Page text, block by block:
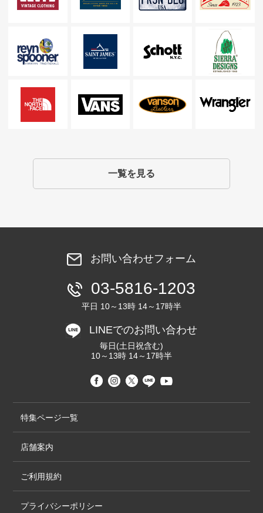
一覧を見る
お問い合わせフォーム
03-5816-1203
平日 10～13時 14～17時半
LINEでのお問い合わせ
毎日(土日祝含む)
10～13時 14～17時半
特集ページ一覧
店舗案内
ご利用規約
プライバシーポリシー